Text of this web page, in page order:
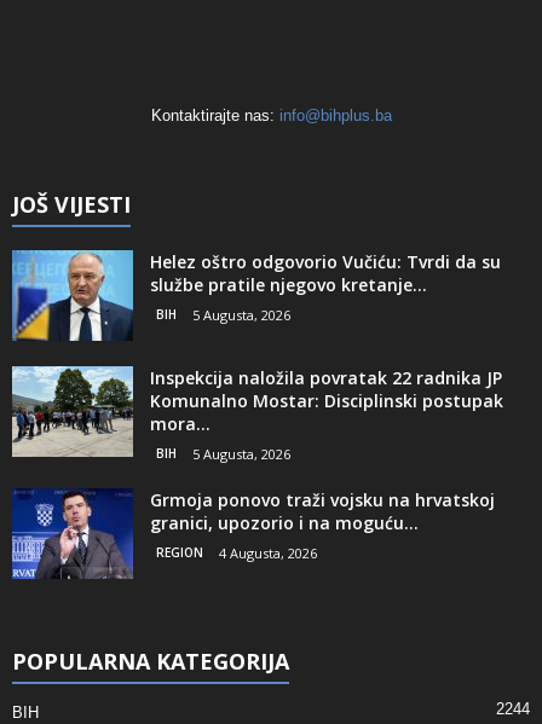
Kontaktirajte nas: info@bihplus.ba
JOŠ VIJESTI
Helez oštro odgovorio Vučiću: Tvrdi da su
službe pratile njegovo kretanje...
BIH 5 Augusta, 2026
Inspekcija naložila povratak 22 radnika JP
Komunalno Mostar: Disciplinski postupak
mora...
BIH 5 Augusta, 2026
Grmoja ponovo traži vojsku na hrvatskoj
granici, upozorio i na moguću...
REGION 4 Augusta, 2026
POPULARNA KATEGORIJA
BIH 2244